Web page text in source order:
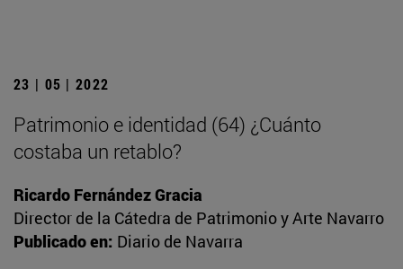
23 | 05 | 2022
Patrimonio e identidad (64) ¿Cuánto
costaba un retablo?
Ricardo Fernández Gracia
Director de la Cátedra de Patrimonio y Arte Navarro
Publicado en: Diario de Navarra